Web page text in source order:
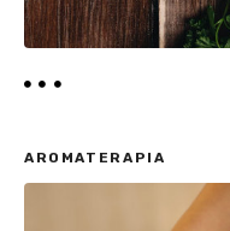
AROMATERAPIA